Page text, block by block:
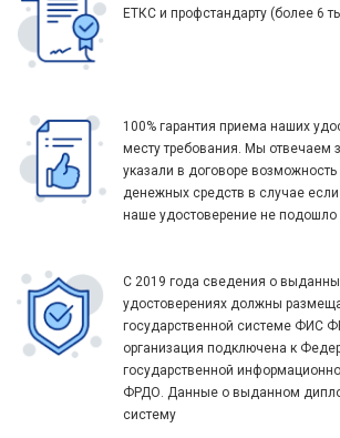
ЕТКС и профстандарту (более 6
100% гарантия приема наших
месту требования. Мы отвечаем
указали в договоре возможность
денежных средств в случае если
наше удостоверение не подошло
С 2019 года сведения о
удостоверениях должны
государственной системе ФИС
организация подключена к
государственной
ФРДО. Данные о выданном
систему